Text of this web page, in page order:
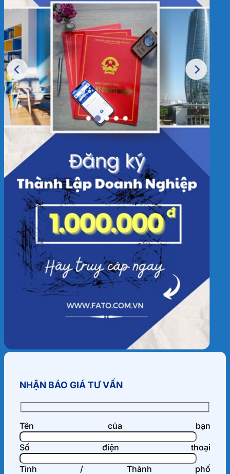
NHẬN BÁO GIÁ TƯ VẤN
Tên của bạn
Số điện thoại
Tỉnh / Thành phố